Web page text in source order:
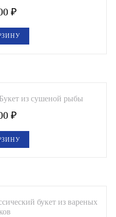
₽
из сушеной рыбы
₽
букет из вареных